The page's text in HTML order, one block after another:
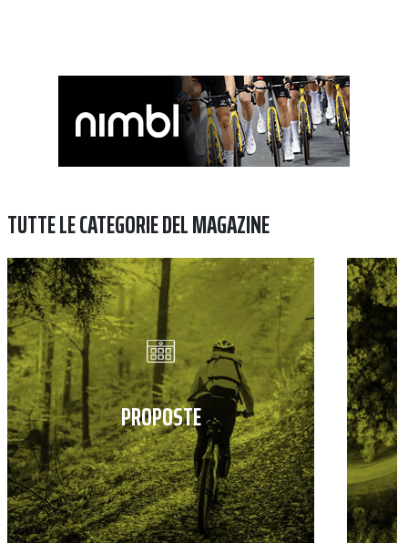
TUTTE LE CATEGORIE DEL MAGAZINE
PROPOSTE